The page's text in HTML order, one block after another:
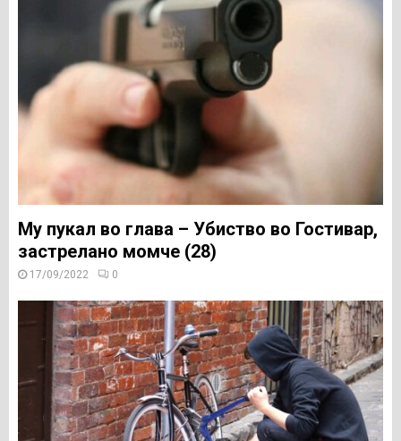
Му пукал во глава – Убиство во Гостивар,
застреланo момче (28)
17/09/2022 0